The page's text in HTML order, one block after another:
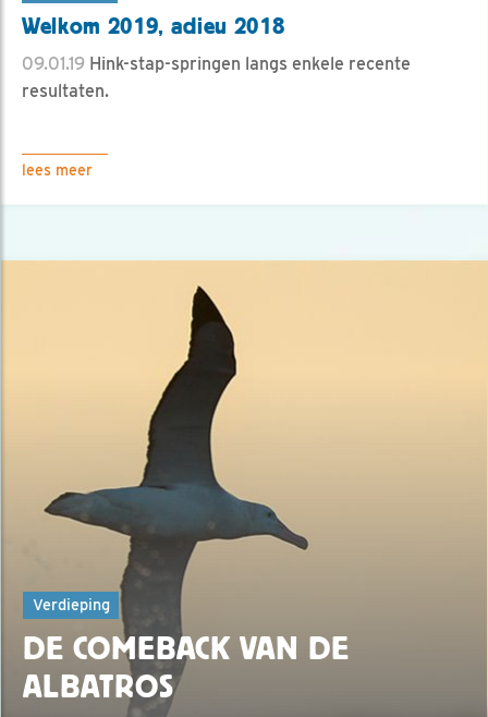
Welkom 2019, adieu 2018
09.01.19 Hink-stap-springen langs enkele recente
resultaten.
lees meer
Verdieping
DE COMEBACK VAN DE
ALBATROS